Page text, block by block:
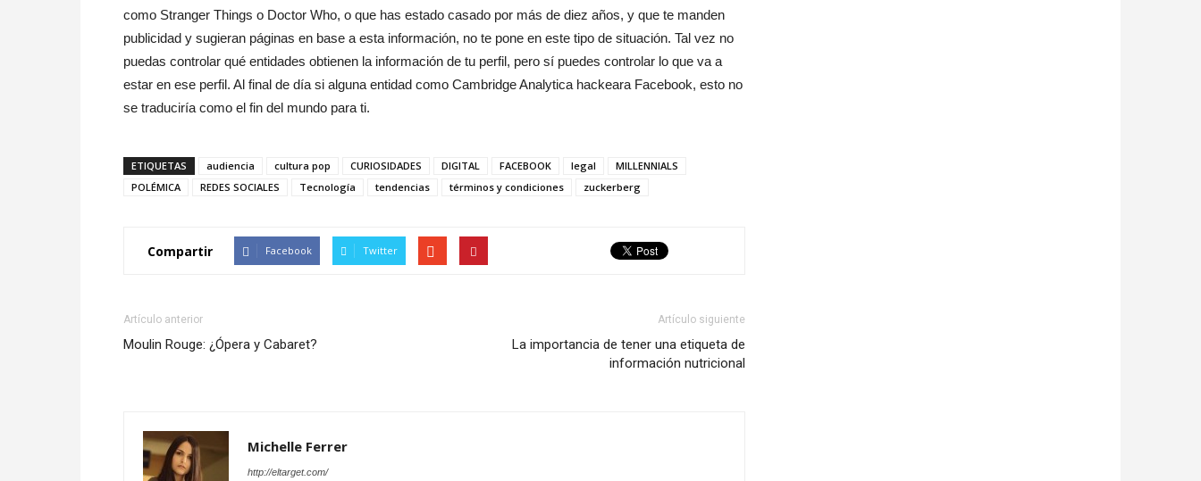
como Stranger Things o Doctor Who, o que has estado casado por más de diez años, y que te manden
publicidad y sugieran páginas en base a esta información, no te pone en este tipo de situación. Tal vez no
puedas controlar qué entidades obtienen la información de tu perfil, pero sí puedes controlar lo que va a
estar en ese perfil. Al final de día si alguna entidad como Cambridge Analytica hackeara Facebook, esto no
se traduciría como el fin del mundo para ti.
ETIQUETAS audiencia cultura pop CURIOSIDADES DIGITAL FACEBOOK legal
MILLENNIALS
POLÉMICA
REDES SOCIALES Tecnología tendencias términos y condiciones zuckerberg
Compartir Facebook Twitter
Artículo anterior
Moulin Rouge: ¿Ópera y Cabaret?
Artículo siguiente
La importancia de tener una etiqueta de
información nutricional
Michelle Ferrer
http://eltarget.com/